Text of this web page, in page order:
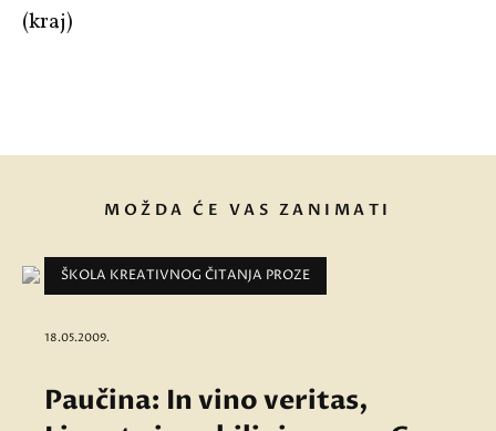
(kraj)
MOŽDA ĆE VAS ZANIMATI
ŠKOLA KREATIVNOG ČITANJA PROZE
18.05.2009.
Paučina: In vino veritas,